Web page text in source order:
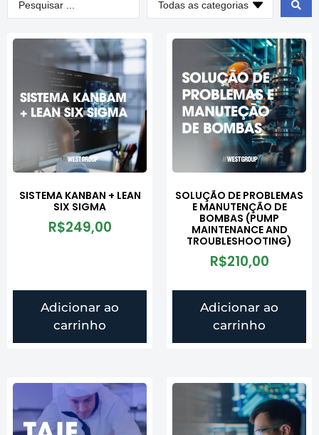
SISTEMA KANBAN + LEAN
SIX SIGMA
R$249,00
Adicionar ao
carrinho
SOLUÇÃO DE PROBLEMAS
E MANUTENÇÃO DE
BOMBAS (PUMP
MAINTENANCE AND
TROUBLESHOOTING)
R$210,00
Adicionar ao
carrinho